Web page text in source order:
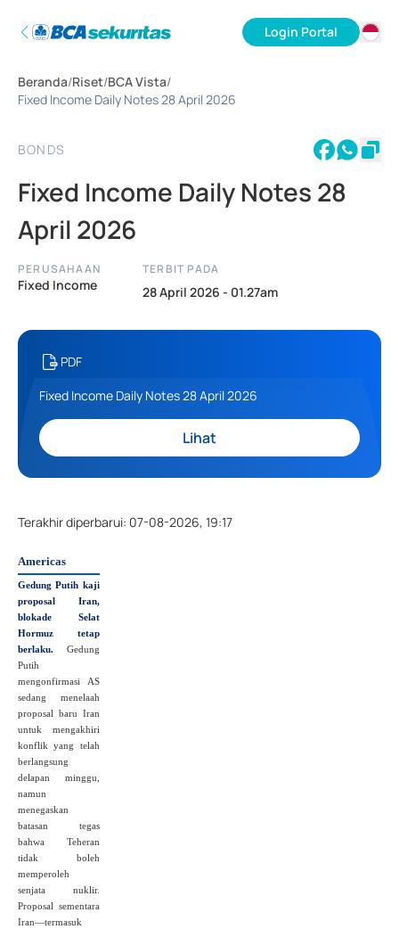
Login Portal
Beranda/Riset/BCA Vista/
Fixed Income Daily Notes 28 April 2026
BONDS
Fixed Income Daily Notes 28
April 2026
PERUSAHAAN
Fixed Income
TERBIT PADA
28 April 2026 - 01.27am
PDF
Fixed Income Daily Notes 28 April 2026
Lihat
Terakhir diperbarui: 07-08-2026, 19:17
Americas
Gedung Putih kaji
proposal Iran,
blokade Selat
Hormuz tetap
berlaku. Gedung
Putih
mengonfirmasi AS
sedang menelaah
proposal baru Iran
untuk mengakhiri
konflik yang telah
berlangsung
delapan minggu,
namun
menegaskan
batasan tegas
bahwa Teheran
tidak boleh
memperoleh
senjata nuklir.
Proposal sementara
Iran—termasuk